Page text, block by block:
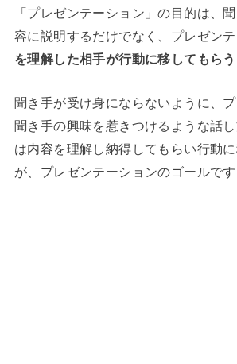
「プレゼンテーション」の目的は、
容に説明するだけでなく、プレゼン
を理解した相手が行動に移してもら
聞き手が受け身にならないように、
聞き手の興味を惹きつけるような話
は内容を理解し納得してもらい行動
が、プレゼンテーションのゴールです